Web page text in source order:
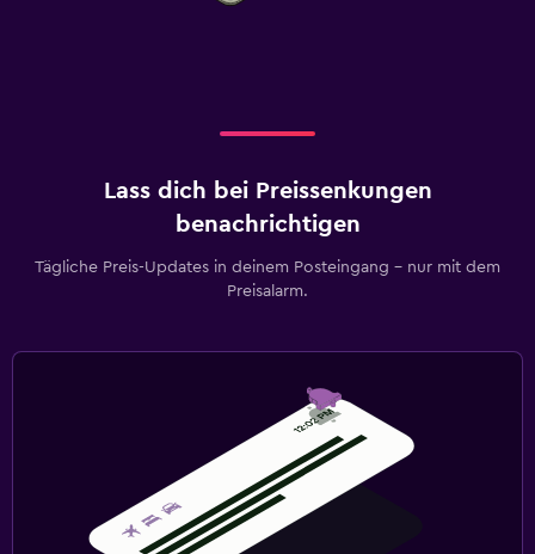
Lass dich bei Preissenkungen
benachrichtigen
Tägliche Preis-Updates in deinem Posteingang – nur mit dem
Preisalarm.